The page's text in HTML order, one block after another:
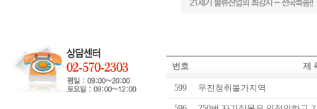
번호 제
599 무전청취불가지역